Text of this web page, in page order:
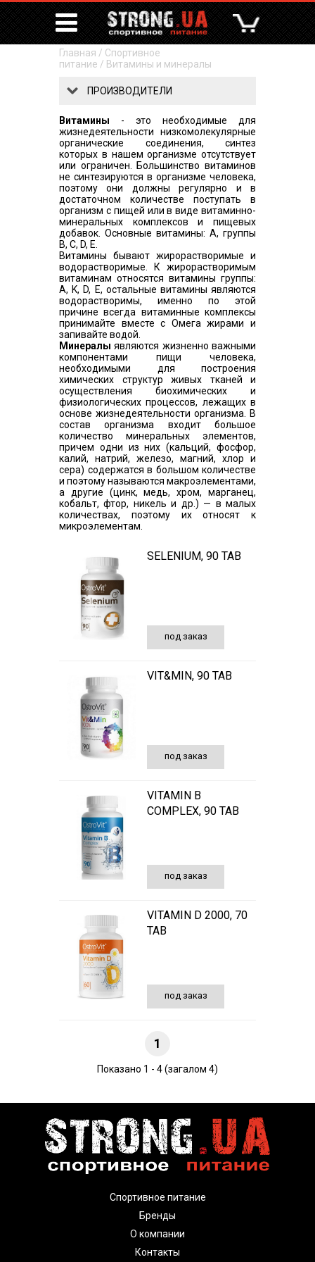
Главная / Спортивное
питание / Витамины и минералы
ПРОИЗВОДИТЕЛИ
Витамины - это необходимые для
жизнедеятельности низкомолекулярные
органические соединения, синтез
которых в нашем организме отсутствует
или ограничен. Большинство витаминов
не синтезируются в организме человека,
поэтому они должны регулярно и в
достаточном количестве поступать в
организм с пищей или в виде витаминно-
минеральных комплексов и пищевых
добавок. Основные витамины: А, группы
В, С, D, Е.
Витамины бывают жирорастворимые и
водорастворимые. К жирорастворимым
витаминам относятся витамины группы:
A, K, D, E, остальные витамины являются
водорастворимы, именно по этой
причине всегда витаминные комплексы
принимайте вместе с Омега жирами и
запивайте водой.
Минералы являются жизненно важными
компонентами пищи человека,
необходимыми для построения
химических структур живых тканей и
осуществления биохимических и
физиологических процессов, лежащих в
основе жизнедеятельности организма. В
состав организма входит большое
количество минеральных элементов,
причем одни из них (кальций, фосфор,
калий, натрий, железо, магний, хлор и
сера) содержатся в большом количестве
и поэтому называются макроэлементами,
а другие (цинк, медь, хром, марганец,
кобальт, фтор, никель и др.) — в малых
количествах, поэтому их относят к
микроэлементам.
SELENIUM, 90 TAB
под заказ
VIT&MIN, 90 TAB
под заказ
VITAMIN B
COMPLEX, 90 TAB
под заказ
VITAMIN D 2000, 70
TAB
под заказ
1
Показано 1 - 4 (загалом 4)
Спортивное питание
Бренды
О компании
Контакты